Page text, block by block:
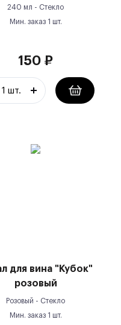
240 мл - Стекло
Мин. заказ 1 шт.
150 ₽
для вина "Кубок"
розовый
Розовый - Стекло
Мин. заказ 1 шт.